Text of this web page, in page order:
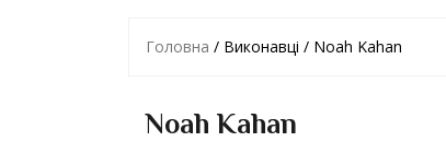
Головна / Виконавці / Noah Kahan
Noah Kahan